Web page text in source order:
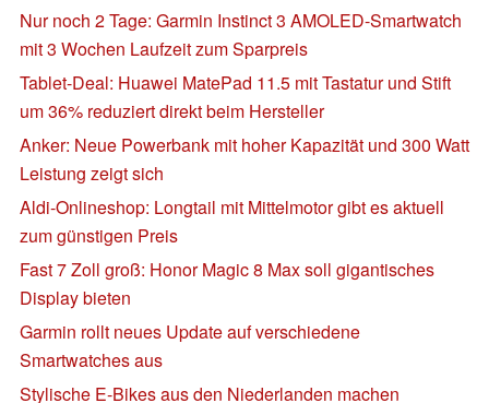
Nur noch 2 Tage: Garmin Instinct 3 AMOLED-Smartwatch
mit 3 Wochen Laufzeit zum Sparpreis
Tablet-Deal: Huawei MatePad 11.5 mit Tastatur und Stift
um 36% reduziert direkt beim Hersteller
Anker: Neue Powerbank mit hoher Kapazität und 300 Watt
Leistung zeigt sich
Aldi-Onlineshop: Longtail mit Mittelmotor gibt es aktuell
zum günstigen Preis
Fast 7 Zoll groß: Honor Magic 8 Max soll gigantisches
Display bieten
Garmin rollt neues Update auf verschiedene
Smartwatches aus
Stylische E-Bikes aus den Niederlanden machen